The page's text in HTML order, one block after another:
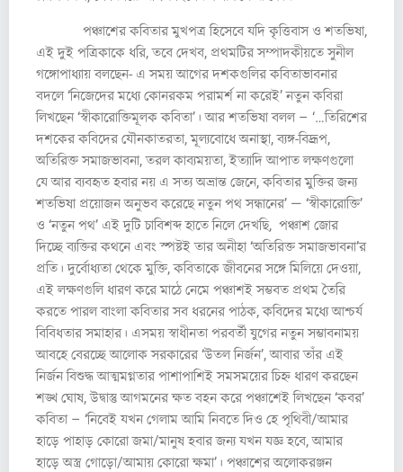
পঞ্চাশের কবিতার মুখপত্র হিসেবে যদি কৃত্তিবাস ও শতভিষা,
এই দুই পত্রিকাকে ধরি, তবে দেখব, প্রথমটির সম্পাদকীয়তে সুনীল
গঙ্গোপাধ্যায় বলছেন- এ সময় আগের দশকগুলির কবিতাভাবনার
বদলে ‘নিজেদের মধ্যে কোনরকম পরামর্শ না করেই’ নতুন কবিরা
লিখছেন ‘স্বীকারোক্তিমূলক কবিতা’। আর শতভিষা বলল – ‘…তিরিশের
দশকের কবিদের যৌনকাতরতা, মূল্যবোধে অনাস্থা, ব্যঙ্গ-বিদ্রূপ,
অতিরিক্ত সমাজভাবনা, তরল কাব্যময়তা, ইত্যাদি আপাত লক্ষণগুলো
যে আর ব্যবহৃত হবার নয় এ সত্য অভ্রান্ত জেনে, কবিতার মুক্তির জন্য
শতভিষা প্রয়োজন অনুভব করেছে নতুন পথ সন্ধানের’ — ‘স্বীকারোক্তি’
ও ‘নতুন পথ’ এই দুটি চাবিশব্দ হাতে নিলে দেখছি, পঞ্চাশ জোর
দিচ্ছে ব্যক্তির কথনে এবং স্পষ্টই তার অনীহা ‘অতিরিক্ত সমাজভাবনা’র
প্রতি। দুর্বোধ্যতা থেকে মুক্তি, কবিতাকে জীবনের সঙ্গে মিলিয়ে দেওয়া,
এই লক্ষণগুলি ধারণ করে মাঠে নেমে পঞ্চাশই সম্ভবত প্রথম তৈরি
করতে পারল বাংলা কবিতার সব ধরনের পাঠক, কবিদের মধ্যে আশ্চর্য
বিবিধতার সমাহার। এসময় স্বাধীনতা পরবর্তী যুগের নতুন সম্ভাবনাময়
আবহে বেরচ্ছে আলোক সরকারের ‘উতল নির্জন’, আবার তাঁর এই
নির্জন বিশুদ্ধ আত্মমগ্নতার পাশাপাশিই সমসময়ের চিহ্ন ধারণ করছেন
শঙ্খ ঘোষ, উদ্বাস্তু আগমনের ক্ষত বহন করে পঞ্চাশেই লিখছেন ‘কবর’
কবিতা – ‘নিবেই যখন গেলাম আমি নিবতে দিও হে পৃথিবী/আমার
হাড়ে পাহাড় কোরো জমা/মানুষ হবার জন্য যখন যজ্ঞ হবে, আমার
হাড়ে অস্ত্র গোড়ো/আমায় কোরো ক্ষমা’। পঞ্চাশের অলোকরঞ্জন